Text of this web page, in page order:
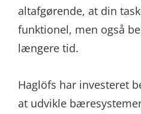
altafgørende, at din
funktionel, men også
længere tid.
Haglöfs har investeret
at udvikle